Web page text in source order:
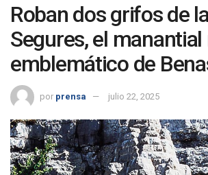
Roban dos grifos de
Segures, el
emblemático de
por prensa julio 22, 2025